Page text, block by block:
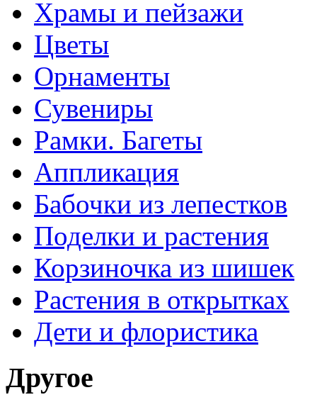
Храмы и пейзажи
Цветы
Орнаменты
Сувениры
Рамки. Багеты
Аппликация
Бабочки из лепестков
Поделки и растения
Корзиночка из шишек
Растения в открытках
Дети и флористика
Другое